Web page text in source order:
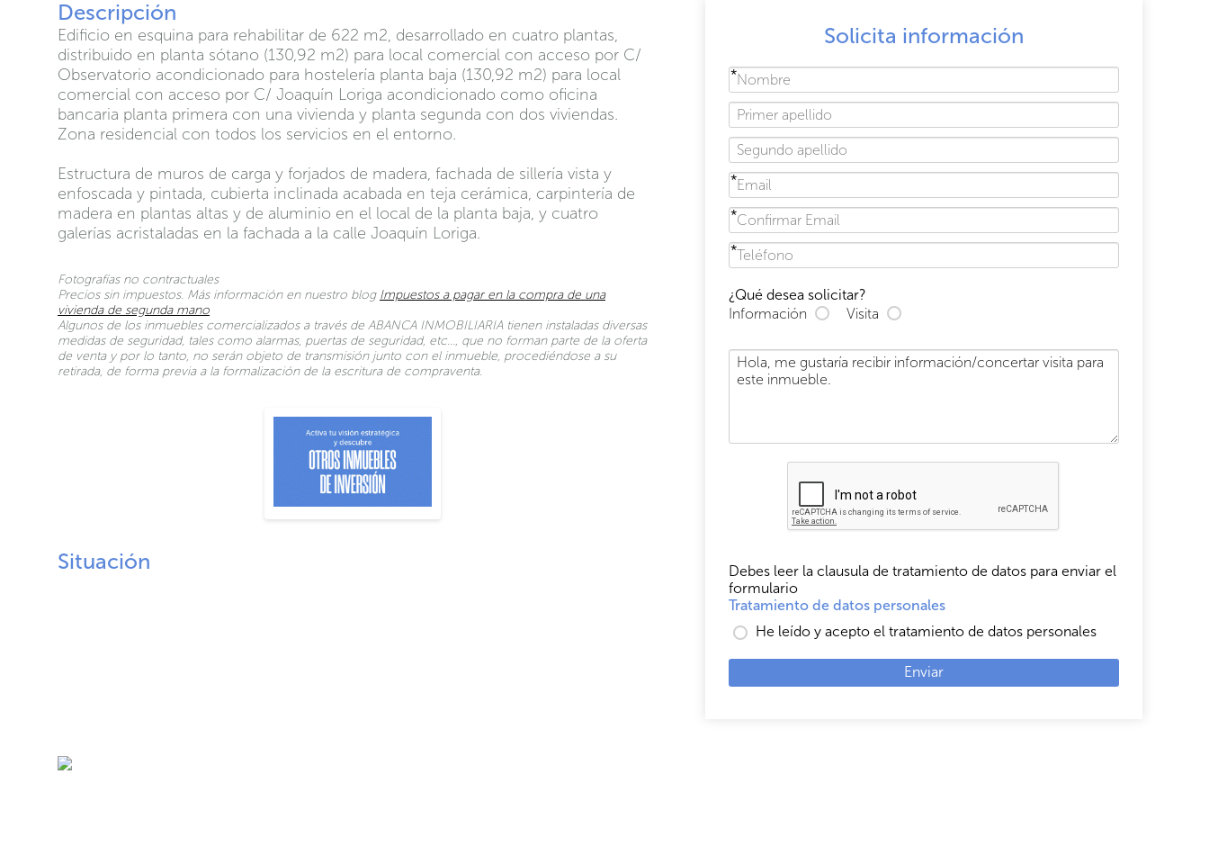
Descripción
Edificio en esquina para rehabilitar de 622 m2, desarrollado en cuatro plantas,
distribuido en planta sótano (130,92 m2) para local comercial con acceso por C/
Observatorio acondicionado para hostelería planta baja (130,92 m2) para local
comercial con acceso por C/ Joaquín Loriga acondicionado como oficina
bancaria planta primera con una vivienda y planta segunda con dos viviendas.
Zona residencial con todos los servicios en el entorno.
Estructura de muros de carga y forjados de madera, fachada de sillería vista y
enfoscada y pintada, cubierta inclinada acabada en teja cerámica, carpintería de
madera en plantas altas y de aluminio en el local de la planta baja, y cuatro
galerías acristaladas en la fachada a la calle Joaquín Loriga.
Fotografías no contractuales
Precios sin impuestos. Más información en nuestro blog Impuestos a pagar en la compra de una
vivienda de segunda mano
Algunos de los inmuebles comercializados a través de ABANCA INMOBILIARIA tienen instaladas diversas
medidas de seguridad, tales como alarmas, puertas de seguridad, etc…, que no forman parte de la oferta
de venta y por lo tanto, no serán objeto de transmisión junto con el inmueble, procediéndose a su
retirada, de forma previa a la formalización de la escritura de compraventa.
Situación
Solicita información
¿Qué desea solicitar?
Información
Visita
Debes leer la clausula de tratamiento de datos para enviar el
formulario
Tratamiento de datos personales
He leído y acepto el tratamiento de datos personales
Enviar